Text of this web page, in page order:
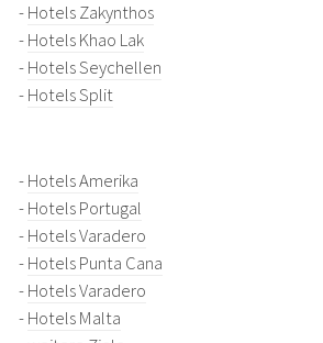
-Hotels Zakynthos
-Hotels Khao Lak
-Hotels Seychellen
-Hotels Split
-Hotels Amerika
-Hotels Portugal
-Hotels Varadero
-Hotels Punta Cana
-Hotels Varadero
-Hotels Malta